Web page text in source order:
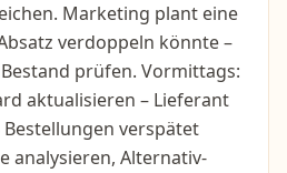
Marketing plant eine
verdoppeln könnte –
prüfen. Vormittags:
aktualisieren – Lieferant
verspätet
analysieren, Alternativ-